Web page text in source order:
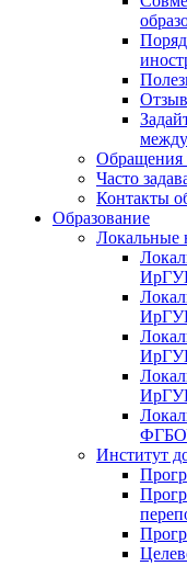
Обращения
Часто
Контакты
Образование
Локальные
Институт